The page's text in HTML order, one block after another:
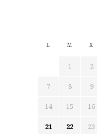
L M X
1 2
7 8 9
14 15 16
21 22 23